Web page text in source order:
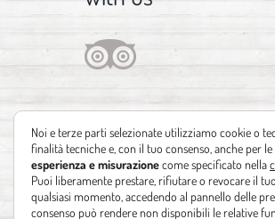
Noi e terze parti selezionate utilizziamo cookie o
finalità tecniche e, con il tuo consenso, anche per
esperienza e misurazionecome specificato nella
Puoi liberamente prestare, rifiutare o revocare il
qualsiasi momento, accedendo al pannello delle
consenso può rendere non disponibili le relative